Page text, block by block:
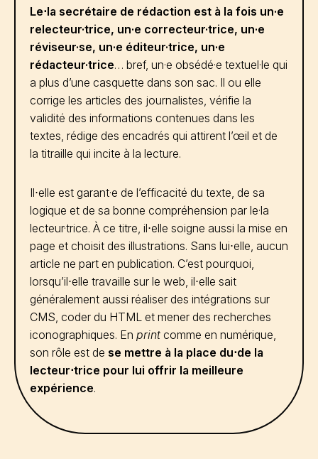
Le⋅la secrétaire de rédaction est à la fois un·e
relecteur·trice, un·e correcteur·trice, un·e
réviseur·se, un·e éditeur·trice, un·e
rédacteur·trice… bref, un·e obsédé·e textuel·le qui
a plus d’une casquette dans son sac. Il ou elle
corrige les articles des journalistes, vérifie la
validité des informations contenues dans les
textes, rédige des encadrés qui attirent l’œil et de
la titraille qui incite à la lecture.
Il⋅elle est garant·e de l’efficacité du texte, de sa
logique et de sa bonne compréhension par le·la
lecteur·trice. À ce titre, il⋅elle soigne aussi la mise en
page et choisit des illustrations. Sans lui⋅elle, aucun
article ne part en publication. C’est pourquoi,
lorsqu’il⋅elle travaille sur le web, il⋅elle sait
généralement aussi réaliser des intégrations sur
CMS, coder du HTML et mener des recherches
iconographiques. En print comme en numérique,
son rôle est de se mettre à la place du⋅de la
lecteur⋅trice pour lui offrir la meilleure
expérience.